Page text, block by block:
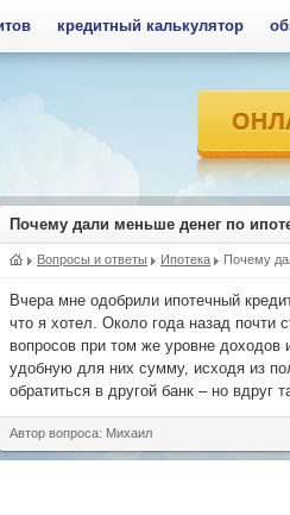
Почему дали меньше денег по
Вопросы и ответы Ипотека Почему
Вчера мне одобрили ипотечный
что я хотел. Около года назад почти
вопросов при том же уровне доходов
удобную для них сумму, исходя из
обратиться в другой банк – но вдруг
Автор вопроса: Михаил
кредитный калькулятор